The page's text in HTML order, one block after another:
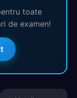
toate
de examen!